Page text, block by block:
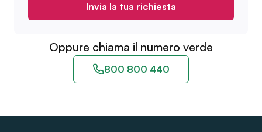
Invia la tua richiesta
Oppure chiama il numero verde
800 800 440